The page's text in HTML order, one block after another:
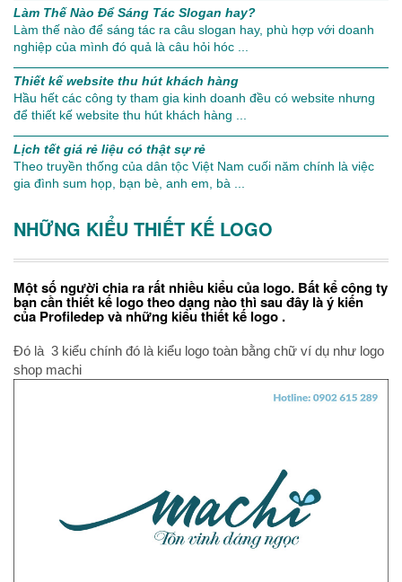
Làm Thế Nào Để Sáng Tác Slogan hay?
Làm thế nào để sáng tác ra câu slogan hay, phù hợp với doanh
nghiệp của mình đó quả là câu hỏi hóc ...
Thiết kế website thu hút khách hàng
Hầu hết các công ty tham gia kinh doanh đều có website nhưng
để thiết kế website thu hút khách hàng ...
Lịch tết giá rẻ liệu có thật sự rẻ
Theo truyền thống của dân tộc Việt Nam cuối năm chính là việc
gia đình sum họp, bạn bè, anh em, bà ...
NHỮNG KIỂU THIẾT KẾ LOGO
Một số người chia ra rất nhiều kiểu của logo. Bất kể công ty
bạn cần thiết kế logo theo dạng nào thì sau đây là ý kiến
của Profiledep và những kiểu thiết kế logo .
Đó là 3 kiểu chính đó là kiểu logo toàn bằng chữ ví dụ như logo
shop machi